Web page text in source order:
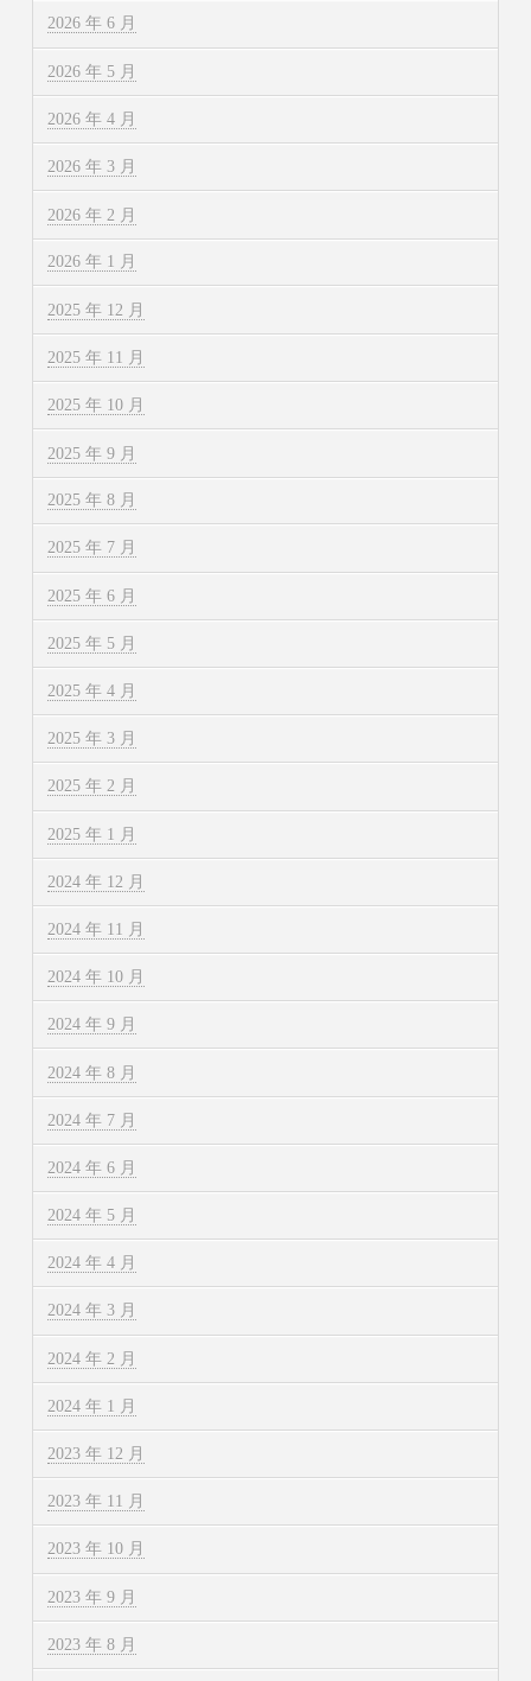
2026 年 6 月
2026 年 5 月
2026 年 4 月
2026 年 3 月
2026 年 2 月
2026 年 1 月
2025 年 12 月
2025 年 11 月
2025 年 10 月
2025 年 9 月
2025 年 8 月
2025 年 7 月
2025 年 6 月
2025 年 5 月
2025 年 4 月
2025 年 3 月
2025 年 2 月
2025 年 1 月
2024 年 12 月
2024 年 11 月
2024 年 10 月
2024 年 9 月
2024 年 8 月
2024 年 7 月
2024 年 6 月
2024 年 5 月
2024 年 4 月
2024 年 3 月
2024 年 2 月
2024 年 1 月
2023 年 12 月
2023 年 11 月
2023 年 10 月
2023 年 9 月
2023 年 8 月